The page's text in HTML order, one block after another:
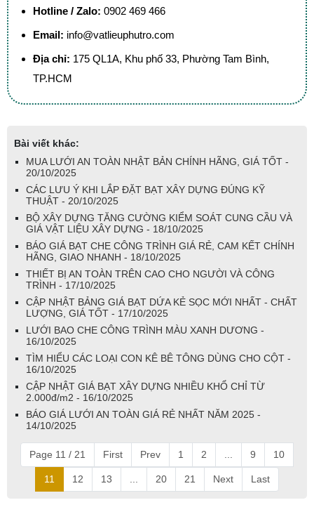
Hotline / Zalo: 0902 469 466
Email: info@vatlieuphutro.com
Địa chỉ: 175 QL1A, Khu phố 33, Phường Tam Bình,
TP.HCM
Bài viết khác:
MUA LƯỚI AN TOÀN NHẬT BẢN CHÍNH HÃNG, GIÁ TỐT -
20/10/2025
CÁC LƯU Ý KHI LẮP ĐẶT BẠT XÂY DỰNG ĐÚNG KỸ
THUẬT - 20/10/2025
BỘ XÂY DỰNG TĂNG CƯỜNG KIỂM SOÁT CUNG CẦU VÀ
GIÁ VẬT LIỆU XÂY DỰNG - 18/10/2025
BÁO GIÁ BẠT CHE CÔNG TRÌNH GIÁ RẺ, CAM KẾT CHÍNH
HÃNG, GIAO NHANH - 18/10/2025
THIẾT BỊ AN TOÀN TRÊN CAO CHO NGƯỜI VÀ CÔNG
TRÌNH - 17/10/2025
CẬP NHẬT BẢNG GIÁ BẠT DỨA KẺ SỌC MỚI NHẤT - CHẤT
LƯỢNG, GIÁ TỐT - 17/10/2025
LƯỚI BAO CHE CÔNG TRÌNH MÀU XANH DƯƠNG -
16/10/2025
TÌM HIỂU CÁC LOẠI CON KÊ BÊ TÔNG DÙNG CHO CỘT -
16/10/2025
CẬP NHẬT GIÁ BẠT XÂY DỰNG NHIỀU KHỔ CHỈ TỪ
2.000đ/m2 - 16/10/2025
BÁO GIÁ LƯỚI AN TOÀN GIÁ RẺ NHẤT NĂM 2025 -
14/10/2025
Page 11 / 21 First Prev 1 2 9 10
11 12 13 20 21 Next Last